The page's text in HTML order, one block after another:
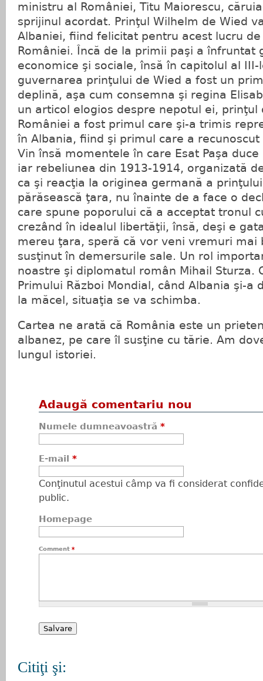
ministru al României, Titu Maiorescu,
sprijinul acordat. Prinţul Wilhelm de Wied
Albaniei, fiind felicitat pentru acest lucru
României. Încă de la primii paşi a înfruntat
economice şi sociale, însă în capitolul al
guvernarea prinţului de Wied a fost un
deplină, aşa cum consemna şi regina
un articol elogios despre nepotul ei, prinţul
României a fost primul care şi-a trimis
în Albania, fiind şi primul care a
Vin însă momentele în care Esat Paşa
iar rebeliunea din 1913-1914, organizată
ca şi reacţia la originea germană a
părăsească ţara, nu înainte de a face o
care spune poporului că a acceptat tronul
crezând în idealul libertăţii, însă, deşi e
mereu ţara, speră că vor veni vremuri mai
susţinut în demersurile sale. Un rol
noastre şi diplomatul român Mihail Sturza.
Primului Război Mondial, când Albania şi-a
la măcel, situaţia se va schimba.
Cartea ne arată că România este un
albanez, pe care îl susţine cu tărie. Am
lungul istoriei.
Adaugă comentariu nou
Numele dumneavoastră *
E-mail *
Conţinutul acestui câmp va fi considerat
public.
Homepage
Comment *
Citiţi şi: